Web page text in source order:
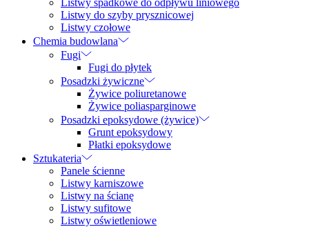
Listwy do szyby prysznicowej
Listwy czołowe
Chemia budowlana
Fugi
Fugi do płytek
Posadzki żywiczne
Żywice poliuretanowe
Żywice poliasparginowe
Posadzki epoksydowe (żywice)
Grunt epoksydowy
Płatki epoksydowe
Sztukateria
Panele ścienne
Listwy karniszowe
Listwy na ścianę
Listwy sufitowe
Listwy oświetleniowe